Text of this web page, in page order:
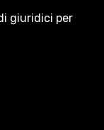
giuridici per